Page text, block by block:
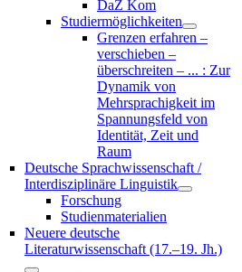
DaZ Kom
Studiermöglichkeiten
Grenzen erfahren –
verschieben –
überschreiten – ... : Zur
Dynamik von
Mehrsprachigkeit im
Spannungsfeld von
Identität, Zeit und
Raum
Deutsche Sprachwissenschaft /
Interdisziplinäre Linguistik
Forschung
Studienmaterialien
Neuere deutsche
Literaturwissenschaft (17.–19. Jh.)